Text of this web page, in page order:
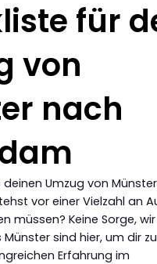
für
von
nach
Umzug von
vor einer Vielzahl an
müssen? Keine Sorge,
Münster sind hier, um dir
Erfahrung im